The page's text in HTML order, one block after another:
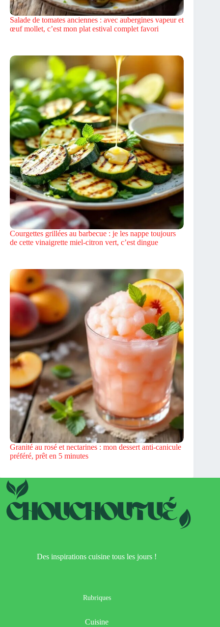
Salade de tomates anciennes : avec aubergines vapeur et
œuf mollet, c’est mon plat estival complet favori
Courgettes grillées au barbecue : je les nappe toujours
de cette vinaigrette miel-citron vert, c’est dingue
Granité au rosé et nectarines : mon dessert anti-canicule
préféré, prêt en 5 minutes
Des inspirations cuisine tous les jours !
Rubriques
Cuisine